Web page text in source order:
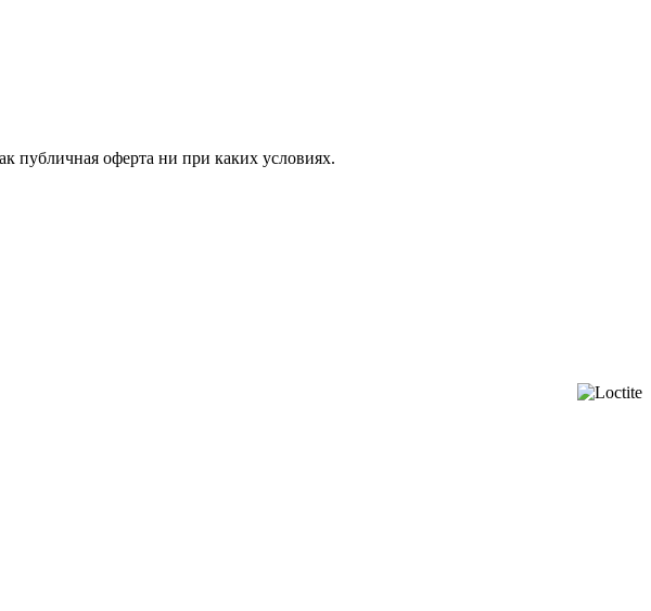
публичная оферта ни при каких условиях.